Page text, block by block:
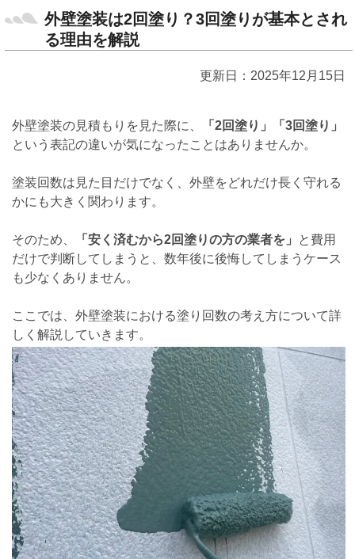
外壁塗装は2回塗り？3回塗りが基本とされ
る理由を解説
更新日：2025年12月15日
外壁塗装の見積もりを見た際に、
「2回塗り」「3回塗り」
という表記の違いが気になったことはありませんか。
塗装回数は見た目だけでなく、外壁をどれだけ長く守れる
かにも大きく関わります。
そのため、 「安く済むから2回塗りの方の業者を」
と費用
だけで判断してしまうと、数年後に後悔してしまうケース
も少なくありません。
ここでは、外壁塗装における塗り回数の考え方について詳
しく解説していきます。